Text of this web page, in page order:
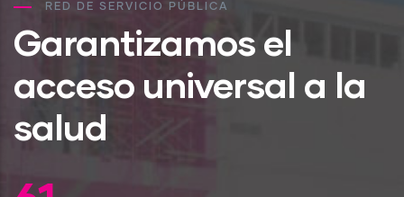
Garantizamos el
acceso universal a la
salud